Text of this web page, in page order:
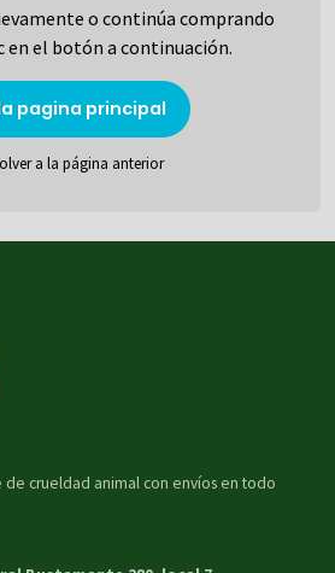
o continúa comprando
en el botón a continuación.
pagina principal
a la página anterior
de crueldad animal con envíos en todo